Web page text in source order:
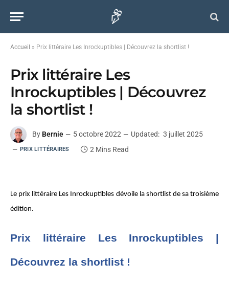
Accueil » Prix littéraire Les Inrockuptibles | Découvrez la shortlist !
Prix littéraire Les
Inrockuptibles | Découvrez
la shortlist !
By Bernie 5 octobre 2022 Updated: 3 juillet 2025
PRIX LITTÉRAIRES 2 Mins Read
Le prix littéraire Les Inrockuptibles dévoile la shortlist de sa troisième
édition.
Prix littéraire Les Inrockuptibles |
Découvrez la shortlist !